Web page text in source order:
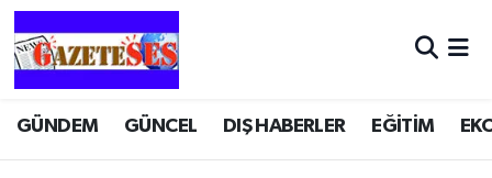
GÜNDEM GÜNCEL DIŞ HABERLER EĞİTİM